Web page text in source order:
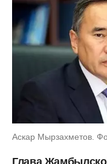
Аскар Мырзахметов.
Глава